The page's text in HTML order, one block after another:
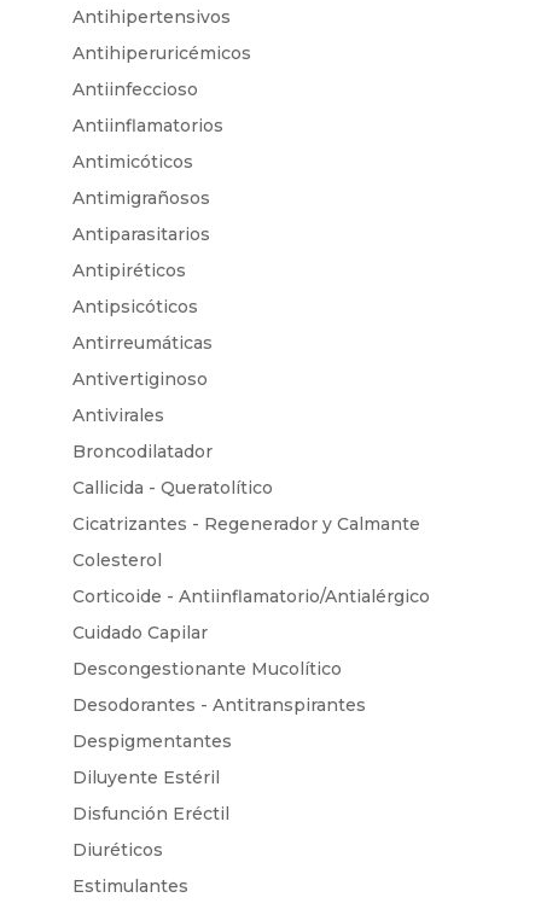
Antihipertensivos
Antihiperuricémicos
Antiinfeccioso
Antiinflamatorios
Antimicóticos
Antimigrañosos
Antiparasitarios
Antipiréticos
Antipsicóticos
Antirreumáticas
Antivertiginoso
Antivirales
Broncodilatador
Callicida - Queratolítico
Cicatrizantes - Regenerador y Calmante
Colesterol
Corticoide - Antiinflamatorio/Antialérgico
Cuidado Capilar
Descongestionante Mucolítico
Desodorantes - Antitranspirantes
Despigmentantes
Diluyente Estéril
Disfunción Eréctil
Diuréticos
Estimulantes